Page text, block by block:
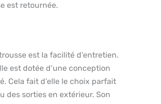
est retournée.
est la facilité d’entretien.
est dotée d’une conception
Cela fait d’elle le choix parfait
des sorties en extérieur. Son